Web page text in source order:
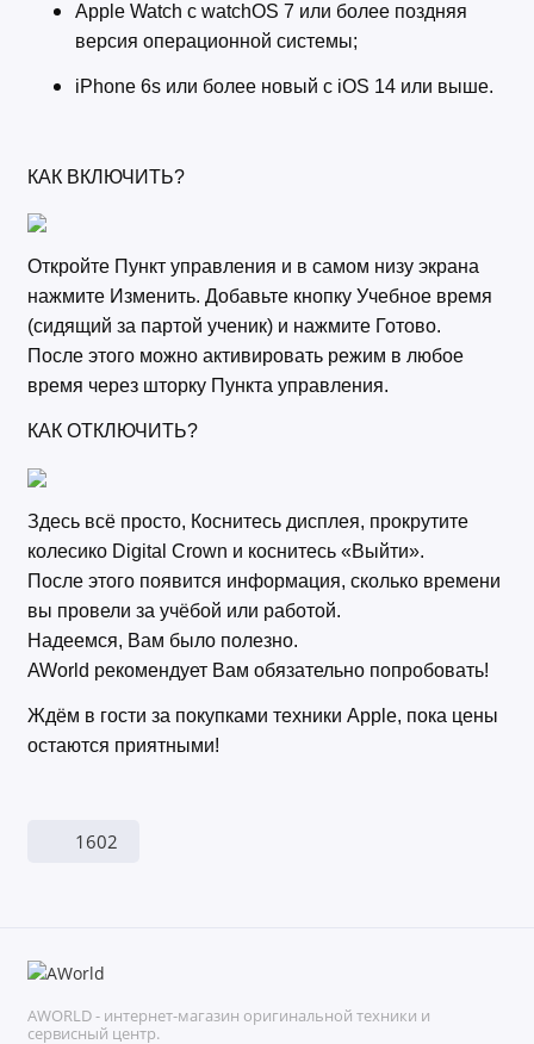
Apple Watch с watchOS 7 или более поздняя
версия операционной системы;
iPhone 6s или более новый с iOS 14 или выше.
КАК ВКЛЮЧИТЬ?
Откройте Пункт управления и в самом низу экрана
нажмите Изменить. Добавьте кнопку Учебное время
(сидящий за партой ученик) и нажмите Готово.
После этого можно активировать режим в любое
время через шторку Пункта управления.
КАК ОТКЛЮЧИТЬ?
Здесь всё просто, Коснитесь дисплея, прокрутите
колесико Digital Crown и коснитесь «Выйти».
После этого появится информация, сколько времени
вы провели за учёбой или работой.
Надеемся, Вам было полезно.
AWorld рекомендует Вам обязательно попробовать!
Ждём в гости за покупками техники Apple, пока цены
остаются приятными!
1602
AWORLD - интернет-магазин оригинальной техники и
сервисный центр.